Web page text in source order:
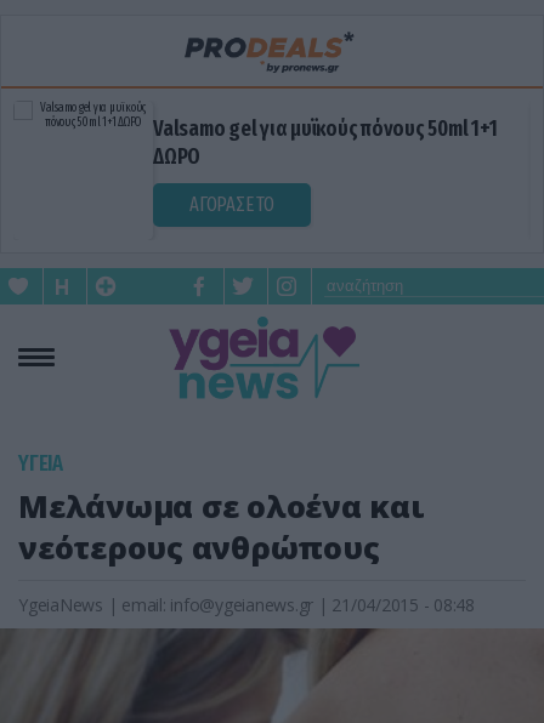
Valsamo gel για μυϊκούς πόνους 50ml 1+1
ΔΩΡΟ
ΑΓΟΡΑΣΕ ΤΟ
ΥΓΕΙΑ
Μελάνωμα σε ολοένα και
νεότερους ανθρώπους
YgeiaNews | email: info@ygeianews.gr | 21/04/2015 - 08:48